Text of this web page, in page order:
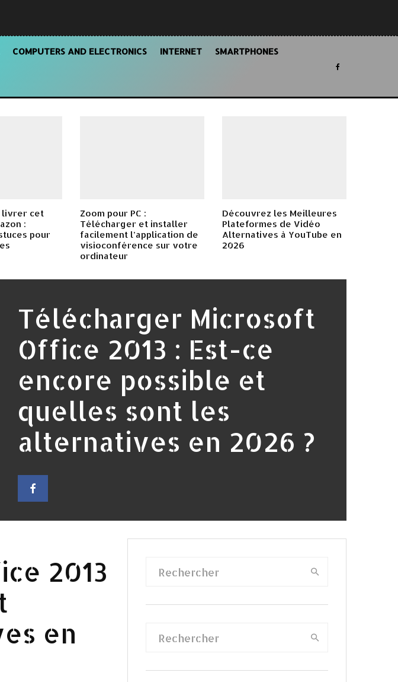
COMPUTERS AND ELECTRONICS INTERNET SMARTPHONES
livrer cet
:
pour
Zoom pour PC :
Télécharger et installer
facilement l’application de
visioconférence sur votre
ordinateur
Découvrez les Meilleures
Plateformes de Vidéo
Alternatives à YouTube en
2026
Télécharger Microsoft
Office 2013 : Est-ce
encore possible et
quelles sont les
alternatives en 2026 ?
2013
en